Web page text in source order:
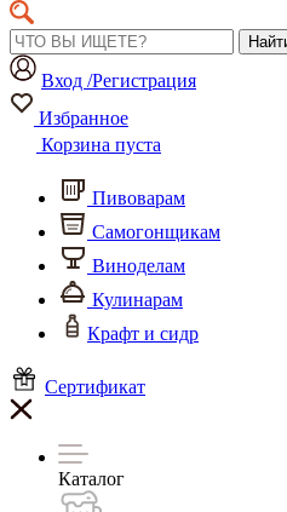
Вход /Регистрация
Избранное
Корзина пуста
Пивоварам
Самогонщикам
Виноделам
Кулинарам
Крафт и сидр
Сертификат
Каталог